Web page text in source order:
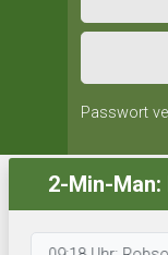
Passwort
2-Min-Man: